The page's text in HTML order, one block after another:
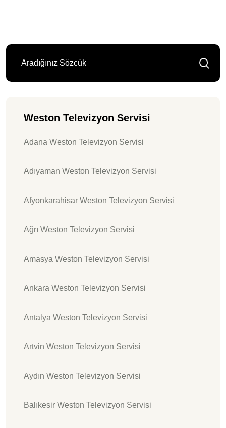
Weston Televizyon Servisi
Adana Weston Televizyon Servisi
Adıyaman Weston Televizyon Servisi
Afyonkarahisar Weston Televizyon Servisi
Ağrı Weston Televizyon Servisi
Amasya Weston Televizyon Servisi
Ankara Weston Televizyon Servisi
Antalya Weston Televizyon Servisi
Artvin Weston Televizyon Servisi
Aydın Weston Televizyon Servisi
Balıkesir Weston Televizyon Servisi